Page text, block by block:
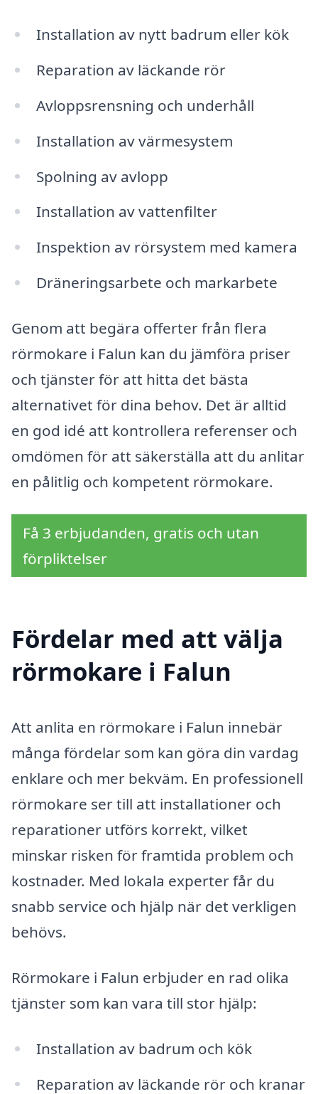
Installation av nytt badrum eller kök
Reparation av läckande rör
Avloppsrensning och underhåll
Installation av värmesystem
Spolning av avlopp
Installation av vattenfilter
Inspektion av rörsystem med kamera
Dräneringsarbete och markarbete
Genom att begära offerter från flera
rörmokare i Falun kan du jämföra priser
och tjänster för att hitta det bästa
alternativet för dina behov. Det är alltid
en god idé att kontrollera referenser och
omdömen för att säkerställa att du anlitar
en pålitlig och kompetent rörmokare.
Få 3 erbjudanden, gratis och utan
förpliktelser
Fördelar med att välja
rörmokare i Falun
Att anlita en rörmokare i Falun innebär
många fördelar som kan göra din vardag
enklare och mer bekväm. En professionell
rörmokare ser till att installationer och
reparationer utförs korrekt, vilket
minskar risken för framtida problem och
kostnader. Med lokala experter får du
snabb service och hjälp när det verkligen
behövs.
Rörmokare i Falun erbjuder en rad olika
tjänster som kan vara till stor hjälp:
Installation av badrum och kök
Reparation av läckande rör och kranar